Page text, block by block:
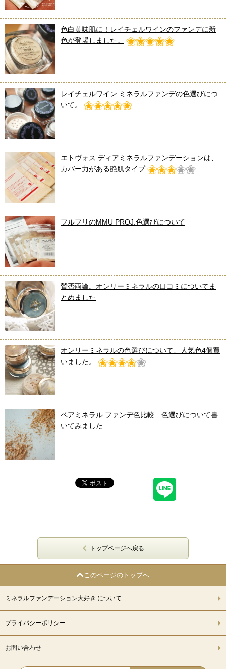
色白黄味肌に！レイチェルワインのファンデに新
色が登場しました。
レイチェルワイン ミネラルファンデの色選びにつ
いて。
エトヴォス ディアミネラルファンデーションは、
カバー力がある艶肌タイプ
フルフリのMMU PROJ.色選びについて
賛否両論。オンリーミネラルの口コミについてま
とめました
オンリーミネラルの色選びについて、人気色4個買
いました。
ベアミネラル ファンデ色比較 色選びについて書
いてみました
トップページへ戻る
このページのトップへ
ミネラルファンデーション大好き について
プライバシーポリシー
お問い合わせ